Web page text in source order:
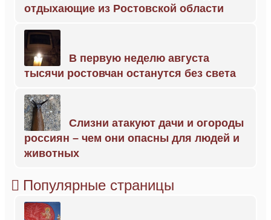
отдыхающие из Ростовской области
В первую неделю августа
тысячи ростовчан останутся без света
Слизни атакуют дачи и огороды
россиян – чем они опасны для людей и
животных
Популярные страницы